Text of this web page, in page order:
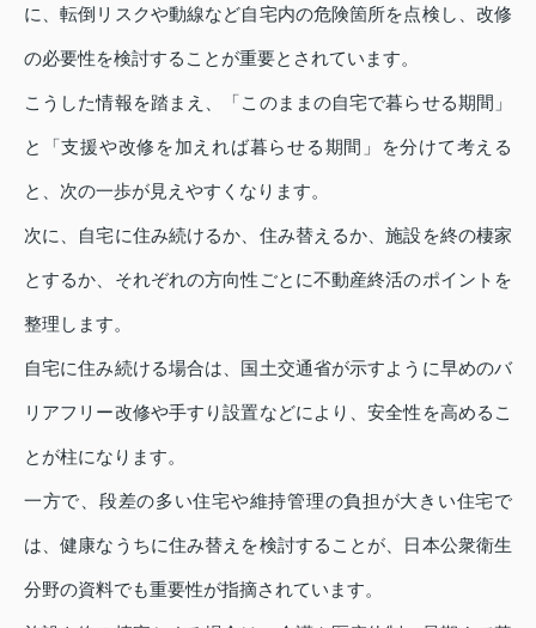
に、転倒リスクや動線など自宅内の危険箇所を点検し、改修
の必要性を検討することが重要とされています。
こうした情報を踏まえ、「このままの自宅で暮らせる期間」
と「支援や改修を加えれば暮らせる期間」を分けて考える
と、次の一歩が見えやすくなります。
次に、自宅に住み続けるか、住み替えるか、施設を終の棲家
とするか、それぞれの方向性ごとに不動産終活のポイントを
整理します。
自宅に住み続ける場合は、国土交通省が示すように早めのバ
リアフリー改修や手すり設置などにより、安全性を高めるこ
とが柱になります。
一方で、段差の多い住宅や維持管理の負担が大きい住宅で
は、健康なうちに住み替えを検討することが、日本公衆衛生
分野の資料でも重要性が指摘されています。